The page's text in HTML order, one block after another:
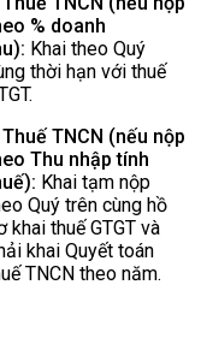
% doanh
Khai theo Quý
thời hạn với thuế
TNCN (nếu nộp
Thu nhập tính
Khai tạm nộp
Quý trên cùng hồ
khai thuế GTGT và
khai Quyết toán
TNCN theo năm.